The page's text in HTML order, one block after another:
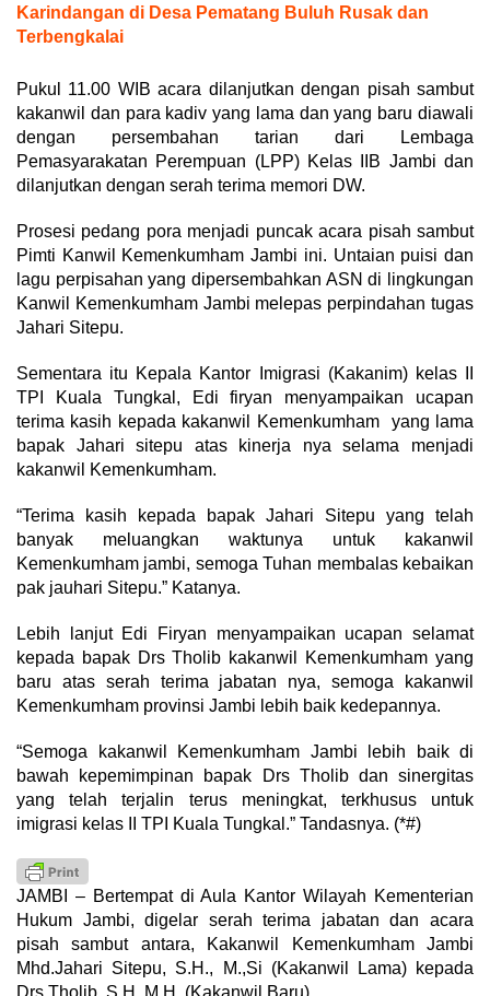
Karindangan di Desa Pematang Buluh Rusak dan
Terbengkalai
Pukul 11.00 WIB acara dilanjutkan dengan pisah sambut
kakanwil dan para kadiv yang lama dan yang baru diawali
dengan persembahan tarian dari Lembaga
Pemasyarakatan Perempuan (LPP) Kelas IIB Jambi dan
dilanjutkan dengan serah terima memori DW.
Prosesi pedang pora menjadi puncak acara pisah sambut
Pimti Kanwil Kemenkumham Jambi ini. Untaian puisi dan
lagu perpisahan yang dipersembahkan ASN di lingkungan
Kanwil Kemenkumham Jambi melepas perpindahan tugas
Jahari Sitepu.
Sementara itu Kepala Kantor Imigrasi (Kakanim) kelas II
TPI Kuala Tungkal, Edi firyan menyampaikan ucapan
terima kasih kepada kakanwil Kemenkumham yang lama
bapak Jahari sitepu atas kinerja nya selama menjadi
kakanwil Kemenkumham.
“Terima kasih kepada bapak Jahari Sitepu yang telah
banyak meluangkan waktunya untuk kakanwil
Kemenkumham jambi, semoga Tuhan membalas kebaikan
pak jauhari Sitepu.” Katanya.
Lebih lanjut Edi Firyan menyampaikan ucapan selamat
kepada bapak Drs Tholib kakanwil Kemenkumham yang
baru atas serah terima jabatan nya, semoga kakanwil
Kemenkumham provinsi Jambi lebih baik kedepannya.
“Semoga kakanwil Kemenkumham Jambi lebih baik di
bawah kepemimpinan bapak Drs Tholib dan sinergitas
yang telah terjalin terus meningkat, terkhusus untuk
imigrasi kelas II TPI Kuala Tungkal.” Tandasnya. (*#)
JAMBI – Bertempat di Aula Kantor Wilayah Kementerian
Hukum Jambi, digelar serah terima jabatan dan acara
pisah sambut antara, Kakanwil Kemenkumham Jambi
Mhd.Jahari Sitepu, S.H., M.,Si (Kakanwil Lama) kepada